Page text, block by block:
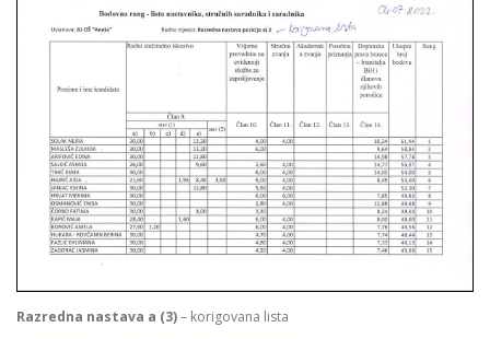
Razredna nastava a (3)– korigovana lista